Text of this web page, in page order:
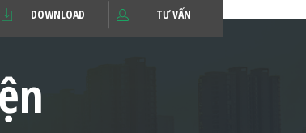
DOWNLOAD TƯ VẤN